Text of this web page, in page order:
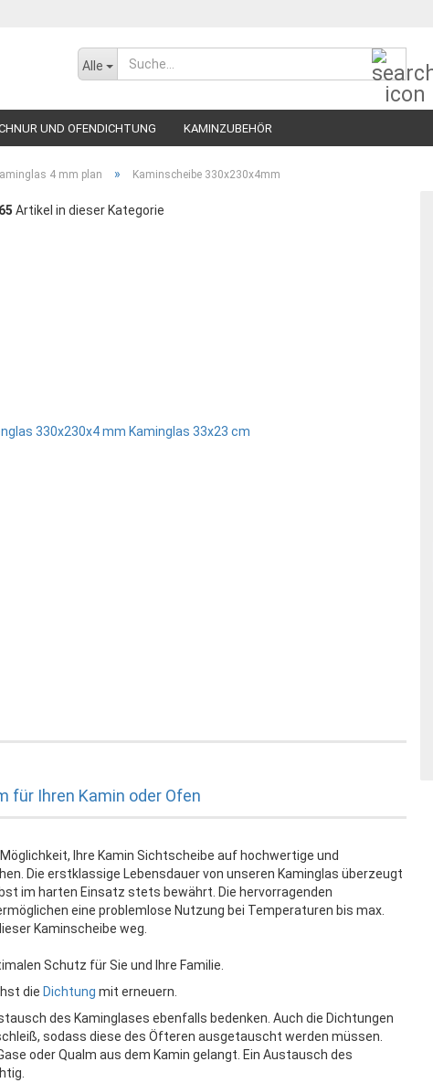
Alle
UND OFENDICHTUNG KAMINZUBEHÖR
4 mm plan » Kaminscheibe 330x230x4mm
Artikel in dieser Kategorie
für Ihren Kamin oder Ofen
Ihre Kamin Sichtscheibe auf hochwertige und
Die erstklassige Lebensdauer von unseren Kaminglas überzeugt
im harten Einsatz stets bewährt. Die hervorragenden
eine problemlose Nutzung bei Temperaturen bis max.
Kaminscheibe weg.
Schutz für Sie und Ihre Familie.
die Dichtung mit erneuern.
des Kaminglases ebenfalls bedenken. Auch die Dichtungen
sodass diese des Öfteren ausgetauscht werden müssen.
oder Qualm aus dem Kamin gelangt. Ein Austausch des